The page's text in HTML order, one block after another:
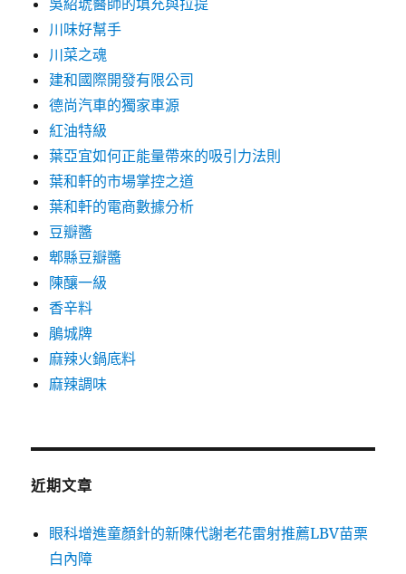
吳紹琥醫師的填充與拉提
川味好幫手
川菜之魂
建和國際開發有限公司
德尚汽車的獨家車源
紅油特級
葉亞宜如何正能量帶來的吸引力法則
葉和軒的市場掌控之道
葉和軒的電商數據分析
豆瓣醬
郫縣豆瓣醬
陳釀一級
香辛料
鵑城牌
麻辣火鍋底料
麻辣調味
近期文章
眼科增進童顏針的新陳代謝老花雷射推薦LBV苗栗
白內障